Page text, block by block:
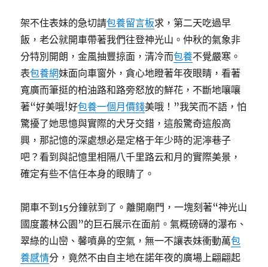
架不住表妹的急切請包養留言板求，第二天吃過早
飯，老公就開車帶著我們往登神光山。仲秋的氣象非
分特別開朗，金風抽豐掠面，清冷而包養不覺嚴寒。
表包養網妹面向車窗外，貪心地瞪著年夜眼睛，看著
寬廣而筆挺的柏油路和路旁怒放的鮮花，不斷地嚷嚷
著“好美哦!好包養一個月價錢美哦！”我笑而不語，怕
驚擾了她思憶與實際的犬牙交錯，這般驚奇這般高
興，那記憶的深處想必是定格于年少時的泥濘巷子
吧？看到與記憶里相隔八千里路云和月的實際美景，
確定有些不信任本身的眼睛了。
開車不到15分鐘就到了。離開廟門，一塊刻著“神光山
國度叢林公園”的巨石展示在面前。氣概磅礴的瀑布、
翠綠的山巒、馨噴鼻的空氣，無一不讓表妹衝動萬包
養感情分，竟然不由自主地在諾年夜的廣場上翩翩起